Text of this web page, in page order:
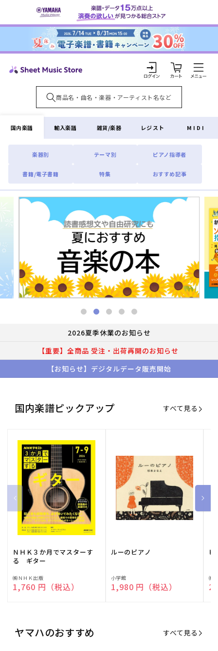
ンツに
ロ
グ
イ
ン
カ
ー
ト
国内楽譜
楽器別 テーマ別 ピアノ指導者
書籍/電子書籍 特集 おすすめ記事
輸入楽譜 雑貨/楽器 レジスト MIDI
2026夏季休業のお知らせ
【重要】全商品 受注・出荷再開のお知らせ
【お知らせ】デジタルデータ販売開始
国内楽譜ピックアップ すべて見る
ＮＨＫ３か月でマスターす
る ギター
販
売
㈱ＮＨＫ出版
通常価格
1,760 円（税込）
ルーのピアノ
販
売
小学館
通常価格
1,980 円（税込）
ピ
販
売
㈱
ヤマハのおすすめ すべて見る